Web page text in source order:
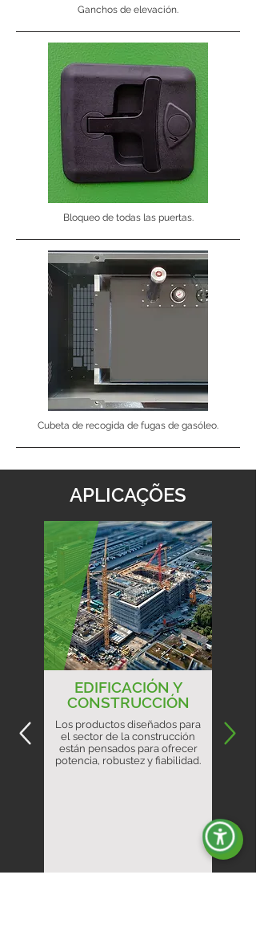
Ganchos de elevación.
Bloqueo de todas las puertas.
Cubeta de recogida de fugas de gasóleo.
APLICAÇÕES
EDIFICACIÓN Y
CONSTRUCCIÓN
Los productos diseñados para
el sector de la construcción
están pensados para ofrecer
potencia, robustez y fiabilidad.